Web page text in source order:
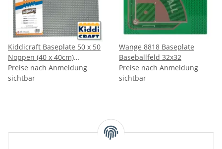
Kiddicraft Baseplate 50 x 50
Noppen (40 x 40cm)
Hellgrau
Preise nach Anmeldung
sichtbar
Wange 8818 Baseplate
Baseballfeld 32x32
Preise nach Anmeldung
sichtbar
Artikel 1 - 14 von 14